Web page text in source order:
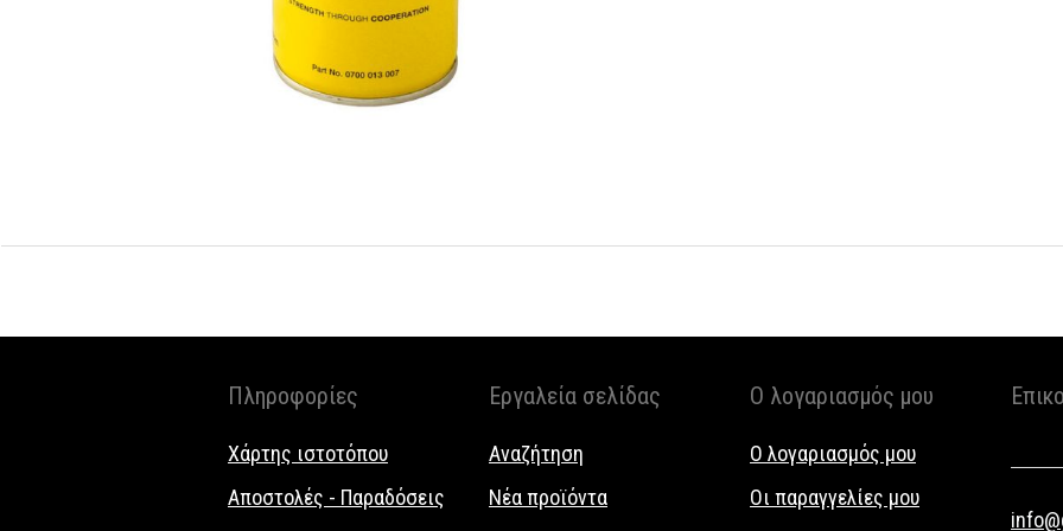
Πληροφορίες
Χάρτης ιστοτόπου
Αποστολές - Παραδόσεις
Εργαλεία σελίδας
Αναζήτηση
Νέα προϊόντα
Ο λογαριασμός μου
Ο λογαριασμός μου
Οι παραγγελίες μου